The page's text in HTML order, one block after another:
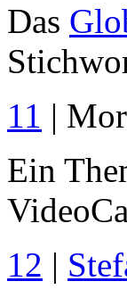
Das
11 |
Ein
12 |